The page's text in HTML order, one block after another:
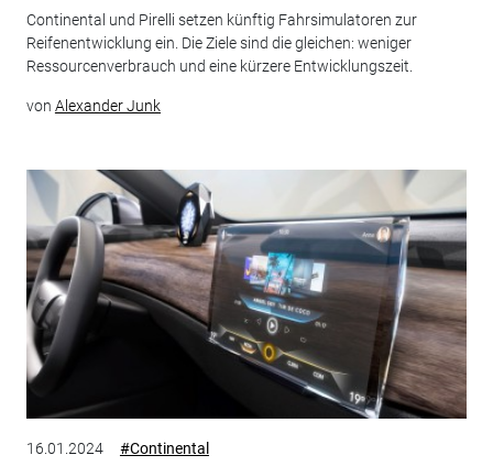
Continental und Pirelli setzen künftig Fahrsimulatoren zur
Reifen­entwicklung ein. Die Ziele sind die gleichen: weniger
Ressourcenverbrauch und eine kürzere Entwicklungszeit.
von Alexander Junk
16.01.2024 #Continental